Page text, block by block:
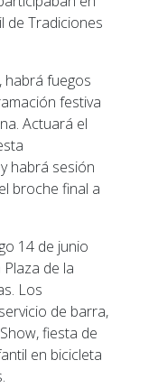
de Tradiciones
habrá fuegos
festiva
Actuará el
habrá sesión
broche final a
14 de junio
de la
Los
de barra,
fiesta de
en bicicleta